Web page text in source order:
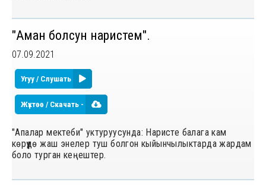
"Аман болсун наристем".
07.09.2021
Угуу / Слушать
Жүктөө / Скачать -
"Апалар мектеби" уктуруусунда: Наристе балага кам
көрүүдө жаш энелер туш болгон кыйынчылыктарда жардам
боло турган кеңештер.